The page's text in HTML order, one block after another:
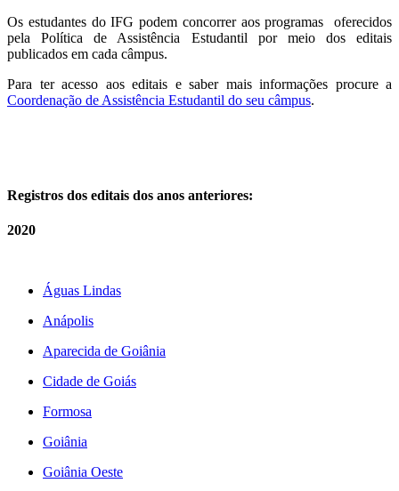
Os estudantes do IFG podem concorrer aos programas oferecidos
pela Política de Assistência Estudantil por meio dos editais
publicados em cada câmpus.
Para ter acesso aos editais e saber mais informações procure a
Coordenação de Assistência Estudantil do seu câmpus.
Registros dos editais dos anos anteriores:
2020
Águas Lindas
Anápolis
Aparecida de Goiânia
Cidade de Goiás
Formosa
Goiânia
Goiânia Oeste